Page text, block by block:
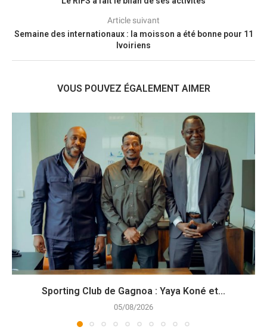
Article suivant
Semaine des internationaux : la moisson a été bonne pour 11
Ivoiriens
VOUS POUVEZ ÉGALEMENT AIMER
Sporting Club de Gagnoa : Yaya Koné et...
05/08/2026